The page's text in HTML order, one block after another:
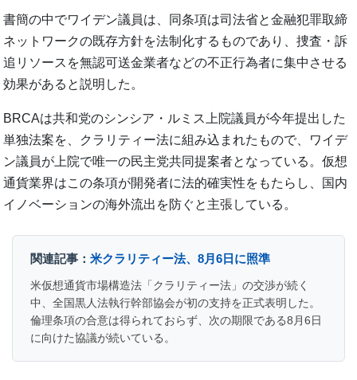
書簡の中でワイデン議員は、同条項は司法省と金融犯罪取締
ネットワークの既存方針を法制化するものであり、捜査・訴
追リソースを無認可送金業者などの不正行為者に集中させる
効果があると説明した。
BRCAは共和党のシンシア・ルミス上院議員が今年提出した
単独法案を、クラリティー法に組み込まれたもので、ワイデ
ン議員が上院で唯一の民主党共同提案者となっている。仮想
通貨業界はこの条項が開発者に法的確実性をもたらし、国内
イノベーションの海外流出を防ぐと主張している。
関連記事：米クラリティー法、8月6日に照準
米仮想通貨市場構造法「クラリティー法」の交渉が続く
中、全国黒人法執行幹部協会が初の支持を正式表明した。
倫理条項の合意は得られておらず、次の期限である8月6日
に向けた協議が続いている。